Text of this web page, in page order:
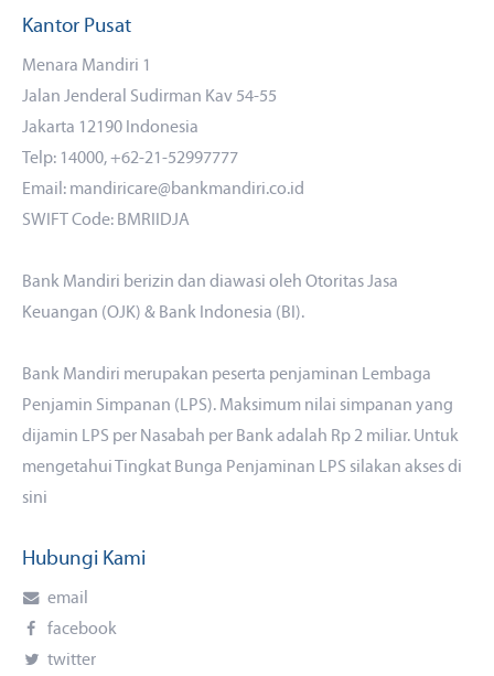
Kantor Pusat
Menara Mandiri 1
Jalan Jenderal Sudirman Kav 54-55
Jakarta 12190 Indonesia
Telp: 14000, +62-21-52997777
Email: mandiricare@bankmandiri.co.id
SWIFT Code: BMRIIDJA
Bank Mandiri berizin dan diawasi oleh Otoritas Jasa
Keuangan (OJK) & Bank Indonesia (BI).
Bank Mandiri merupakan peserta penjaminan Lembaga
Penjamin Simpanan (LPS). Maksimum nilai simpanan yang
dijamin LPS per Nasabah per Bank adalah Rp 2 miliar. Untuk
mengetahui Tingkat Bunga Penjaminan LPS silakan aksesdi
sini
Hubungi Kami
email
facebook
twitter